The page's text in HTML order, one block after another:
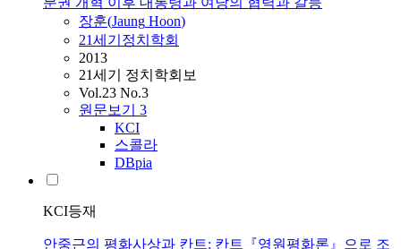
장훈(Jaung Hoon)
21세기정치학회
2013
21세기 정치학회보
Vol.23 No.3
원문보기 3
KCI
스콜라
DBpia
KCI등재
안중근의 평화사상과 칸트: 칸트『영원평화론』으로 조